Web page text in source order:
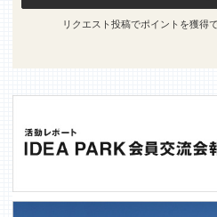
リクエスト投稿でポイントを獲得